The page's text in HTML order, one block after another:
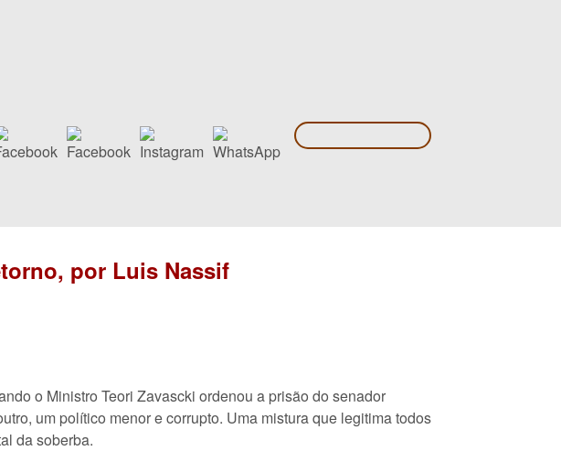
por Luis Nassif
o Ministro Teori Zavascki ordenou a prisão do senador
um político menor e corrupto. Uma mistura que legitima todos
da soberba.